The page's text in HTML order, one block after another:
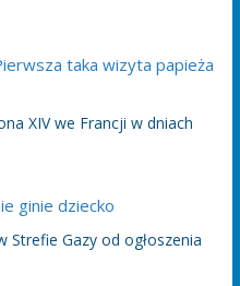
taka wizyta papieża
XIV we Francji w dniach
ginie dziecko
Strefie Gazy od ogłoszenia